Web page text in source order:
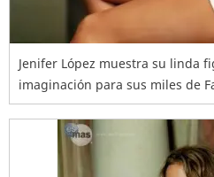
Jenifer López muestra su linda
imaginación para sus miles de